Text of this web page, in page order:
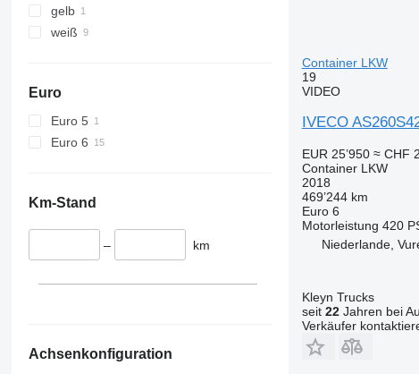
gelb
weiß
Euro
Euro 5
Euro 6
Km-Stand
– km
Achsenkonfiguration
Container LKW
19
VIDEO
IVECO
EUR 25’950 ≈ CHF
Container LKW
2018
469’244 km
Euro 6
Motorleistung 420
Niederlande,
Kleyn Trucks
seit 22Jahren bei
Verkäufer